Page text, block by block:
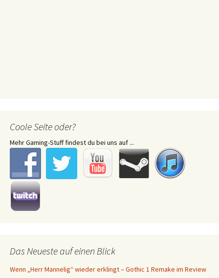
Coole Seite oder?
Mehr Gaming-Stuff findest du bei uns auf ...
Das Neueste auf einen Blick
Wenn „Herr Mannelig“ wieder erklingt – Gothic 1 Remake im Review